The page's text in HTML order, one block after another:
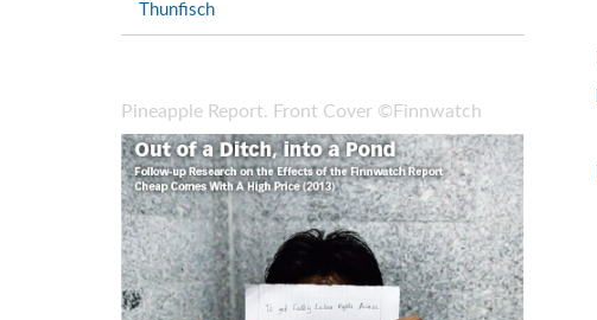
Thunfisch
Pineapple Report. Front Cover ©Finnwatch